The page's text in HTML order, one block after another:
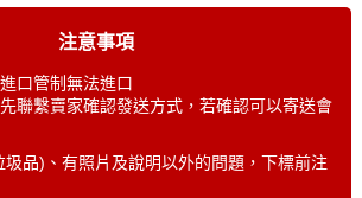
注意事項
口管制無法進口
聯繫賣家確認發送方式，若確認可以寄送會
圾品)、有照片及說明以外的問題，下標前注